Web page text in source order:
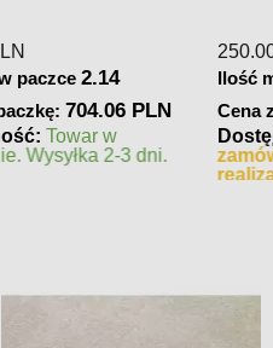
379.00
Ilość m2 w paczce
Cena za paczkę:545.76 PLN
Dostępność:
magazynie. Wysyłka 2-3 dni.